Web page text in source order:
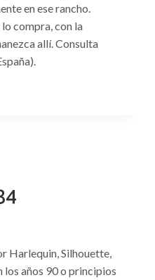
en ese rancho.
compra, con la
allí. Consulta
Harlequin, Silhouette,
años 90 o principios